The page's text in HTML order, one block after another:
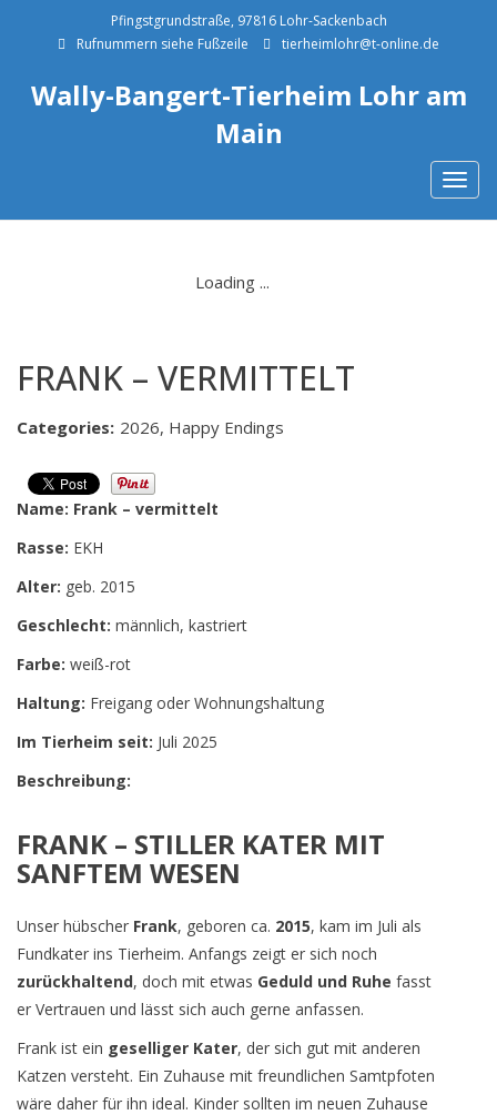
Pfingstgrundstraße, 97816 Lohr-Sackenbach
Rufnummern siehe Fußzeile
tierheimlohr@t-online.de
Wally-Bangert-Tierheim Lohr am
Main
FRANK – VERMITTELT
Categories: 2026, Happy Endings
Name: Frank – vermittelt
Rasse: EKH
Alter: geb. 2015
Geschlecht: männlich, kastriert
Farbe: weiß-rot
Haltung: Freigang oder Wohnungshaltung
Im Tierheim seit: Juli 2025
Beschreibung:
FRANK – STILLER KATER MIT
SANFTEM WESEN
Unser hübscher Frank, geboren ca. 2015, kam im Juli als
Fundkater ins Tierheim. Anfangs zeigt er sich noch
zurückhaltend, doch mit etwas Geduld und Ruhe fasst
er Vertrauen und lässt sich auch gerne anfassen.
Frank ist ein geselliger Kater, der sich gut mit anderen
Katzen versteht. Ein Zuhause mit freundlichen Samtpfoten
wäre daher für ihn ideal. Kinder sollten im neuen Zuhause